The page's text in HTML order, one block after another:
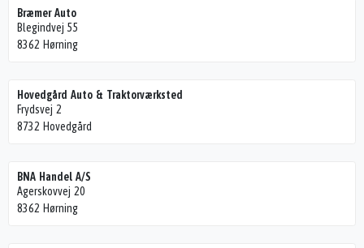
Bræmer Auto
Blegindvej 55
8362 Hørning
Hovedgård Auto & Traktorværksted
Frydsvej 2
8732 Hovedgård
BNA Handel A/S
Agerskovvej 20
8362 Hørning